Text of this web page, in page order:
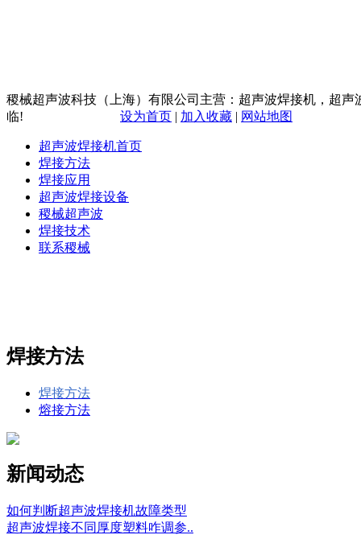
稷械超声波科技（上海）有限公司主营：超声波焊接机，超
临! 设为首页 | 加入收藏 | 网站地图
超声波焊接机首页
焊接方法
焊接应用
超声波焊接设备
稷械超声波
焊接技术
联系稷械
焊接方法
焊接方法
熔接方法
新闻动态
如何判断超声波焊接机故障类型
超声波焊接不同厚度塑料咋调参..